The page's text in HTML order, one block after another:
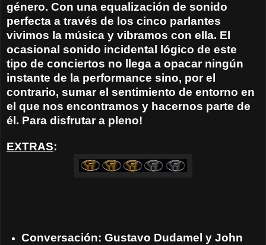
género. Con una equalización de sonido
perfecta a través de los cinco parlantes
vivimos la música y vibramos con ella. El
ocasional sonido incidental lógico de este
tipo de conciertos no llega a opacar ningún
instante de la performance sino, por el
contrario, sumar el sentimiento de entorno en
el que nos encontramos y hacernos parte de
él. Para disfrutar a pleno!
EXTRAS:
Conversación: Gustavo Dudamel y John